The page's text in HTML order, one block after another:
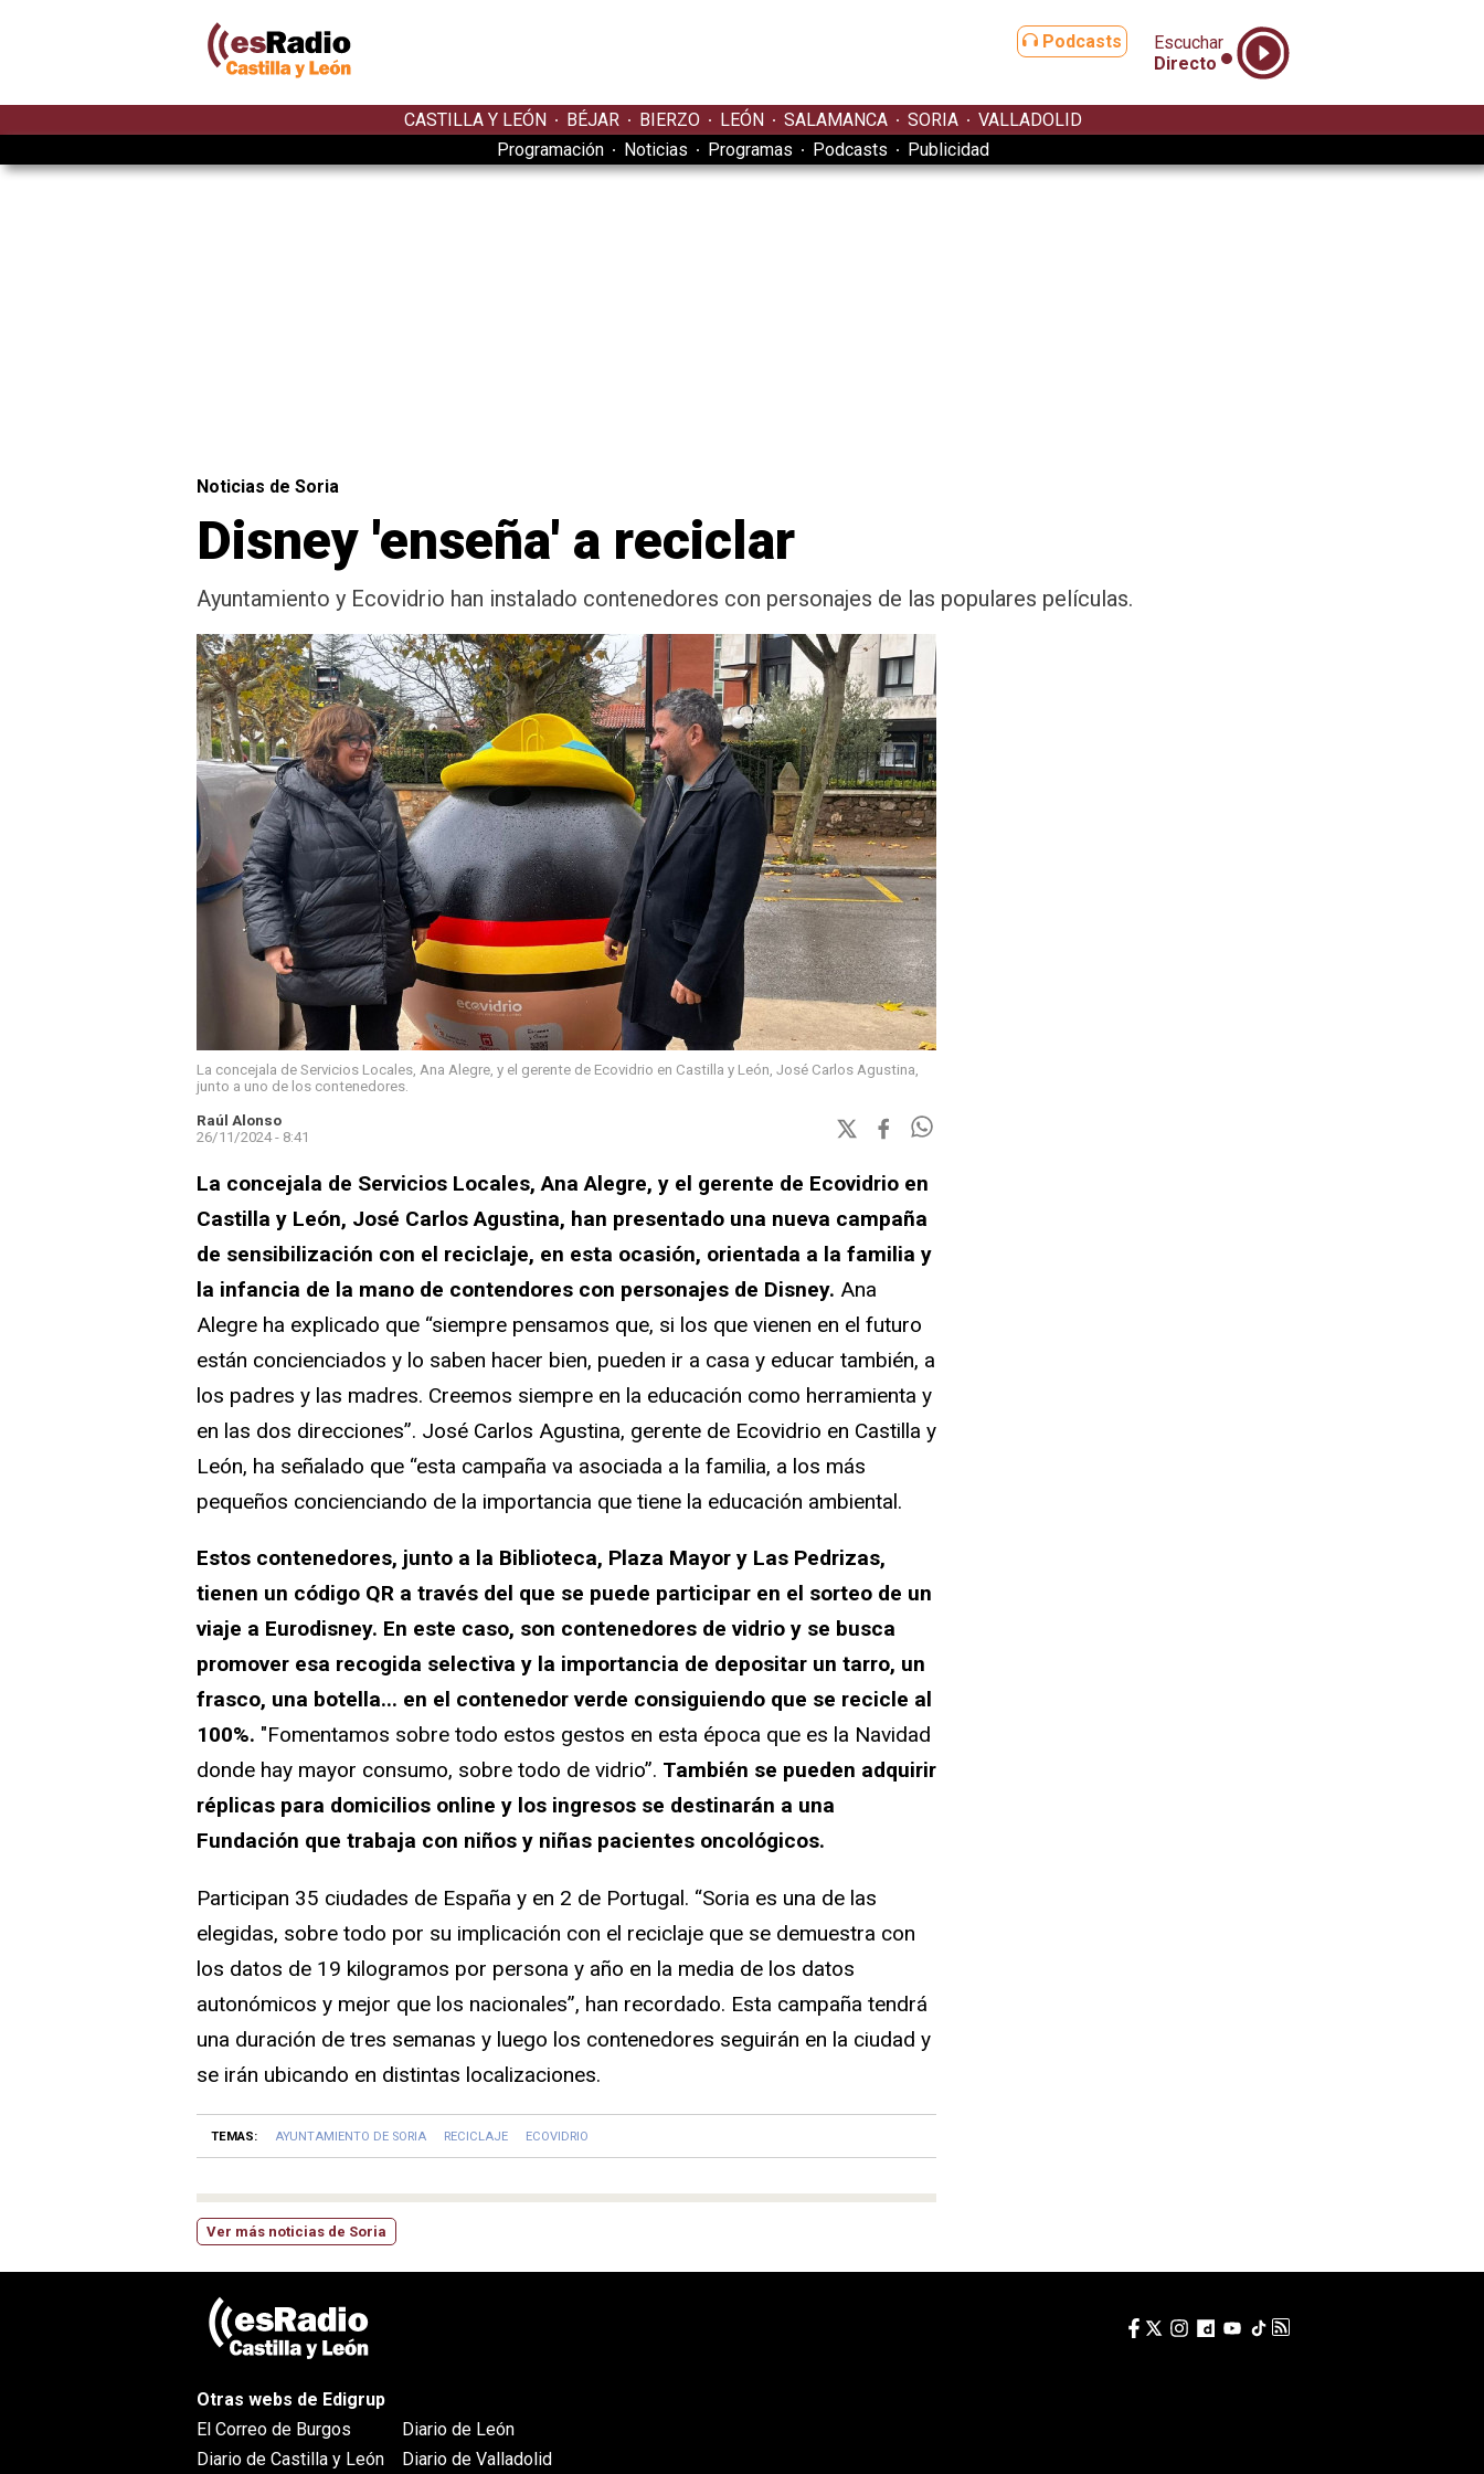
Podcasts
Escuchar
Directo
CASTILLA Y LEÓN BÉJAR BIERZO LEÓN SALAMANCA SORIA
VALLADOLID
Programación
Noticias Programas Podcasts Publicidad
Noticias de Soria
Disney 'enseña' a reciclar
Ayuntamiento y Ecovidrio han instalado contenedores con personajes de las populares películas.
La concejala de Servicios Locales, Ana Alegre, y el gerente de Ecovidrio en Castilla y León, José Carlos Agustina,
junto a uno de los contenedores.
Raúl Alonso
26/11/2024 - 8:41
La concejala de Servicios Locales, Ana Alegre, y el gerente de Ecovidrio en
Castilla y León, José Carlos Agustina, han presentado una nueva campaña
de sensibilización con el reciclaje, en esta ocasión, orientada a la familia y
la infancia de la mano de contendores con personajes de Disney. Ana
Alegre ha explicado que “siempre pensamos que, si los que vienen en el futuro
están concienciados y lo saben hacer bien, pueden ir a casa y educar también, a
los padres y las madres. Creemos siempre en la educación como herramienta y
en las dos direcciones”. José Carlos Agustina, gerente de Ecovidrio en Castilla y
León, ha señalado que “esta campaña va asociada a la familia, a los más
pequeños concienciando de la importancia que tiene la educación ambiental.
Estos contenedores, junto a la Biblioteca, Plaza Mayor y Las Pedrizas,
tienen un código QR a través del que se puede participar en el sorteo de un
viaje a Eurodisney. En este caso, son contenedores de vidrio y se busca
promover esa recogida selectiva y la importancia de depositar un tarro, un
frasco, una botella... en el contenedor verde consiguiendo que se recicle al
100%. "Fomentamos sobre todo estos gestos en esta época que es la Navidad
donde hay mayor consumo, sobre todo de vidrio”. También se pueden adquirir
réplicas para domicilios online y los ingresos se destinarán a una
Fundación que trabaja con niños y niñas pacientes oncológicos.
Participan 35 ciudades de España y en 2 de Portugal. “Soria es una de las
elegidas, sobre todo por su implicación con el reciclaje que se demuestra con
los datos de 19 kilogramos por persona y año en la media de los datos
autonómicos y mejor que los nacionales”, han recordado. Esta campaña tendrá
una duración de tres semanas y luego los contenedores seguirán en la ciudad y
se irán ubicando en distintas localizaciones.
TEMAS: AYUNTAMIENTO DE SORIA RECICLAJE ECOVIDRIO
Ver más noticias de Soria
Otras webs de Edigrup
El Correo de Burgos
Diario de Castilla y León
Diario de León
Diario de Valladolid